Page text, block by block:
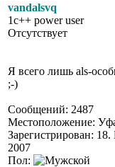
vandalsvq
1c++ power user
Отсутствует
Я всего лишь als-
;-)
Сообщений: 2487
Местоположение:
Зарегистрирован:
2007
Пол: